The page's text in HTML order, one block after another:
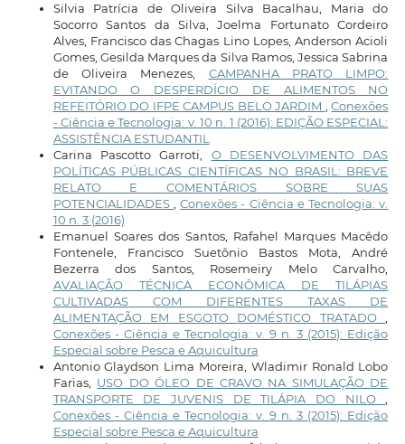
Silvia Patrícia de Oliveira Silva Bacalhau, Maria do
Socorro Santos da Silva, Joelma Fortunato Cordeiro
Alves, Francisco das Chagas Lino Lopes, Anderson Acioli
Gomes, Gesilda Marques da Silva Ramos, Jessica Sabrina
de Oliveira Menezes, CAMPANHA PRATO LIMPO:
EVITANDO O DESPERDÍCIO DE ALIMENTOS NO
REFEITÓRIO DO IFPE CAMPUS BELO JARDIM ,Conexões
- Ciência e Tecnologia: v. 10 n. 1 (2016): EDIÇÃO ESPECIAL:
ASSISTÊNCIA ESTUDANTIL
Carina Pascotto Garroti, O DESENVOLVIMENTO DAS
POLÍTICAS PÚBLICAS CIENTÍFICAS NO BRASIL: BREVE
RELATO E COMENTÁRIOS SOBRE SUAS
POTENCIALIDADES ,Conexões - Ciência e Tecnologia: v.
10 n. 3 (2016)
Emanuel Soares dos Santos, Rafahel Marques Macêdo
Fontenele, Francisco Suetônio Bastos Mota, André
Bezerra dos Santos, Rosemeiry Melo Carvalho,
AVALIAÇÃO TÉCNICA ECONÔMICA DE TILÁPIAS
CULTIVADAS COM DIFERENTES TAXAS DE
ALIMENTAÇÃO EM ESGOTO DOMÉSTICO TRATADO,
Conexões - Ciência e Tecnologia: v. 9 n. 3 (2015): Edição
Especial sobre Pesca e Aquicultura
Antonio Glaydson Lima Moreira, Wladimir Ronald Lobo
Farias, USO DO ÓLEO DE CRAVO NA SIMULAÇÃO DE
TRANSPORTE DE JUVENIS DE TILÁPIA DO NILO,
Conexões - Ciência e Tecnologia: v. 9 n. 3 (2015): Edição
Especial sobre Pesca e Aquicultura